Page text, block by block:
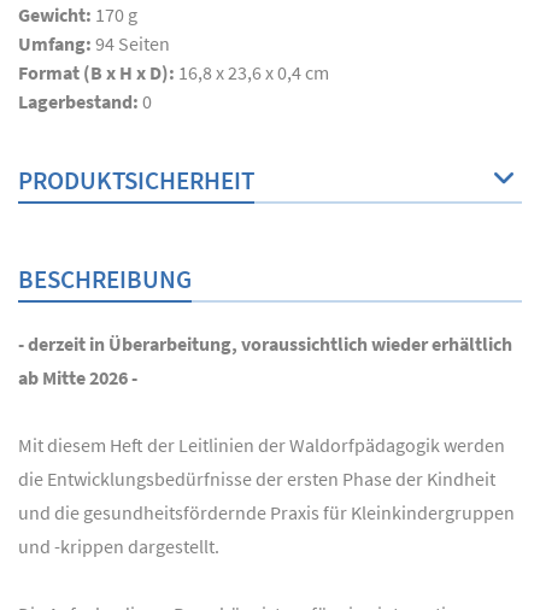
Gewicht: 170 g
Umfang: 94 Seiten
Format (B x H x D): 16,8 x 23,6 x 0,4 cm
Lagerbestand: 0
PRODUKTSICHERHEIT
BESCHREIBUNG
- derzeit in Überarbeitung, voraussichtlich wieder erhältlich
ab Mitte 2026 -
Mit diesem Heft der Leitlinien der Waldorfpädagogik werden
die Entwicklungsbedürfnisse der ersten Phase der Kindheit
und die gesundheitsfördernde Praxis für Kleinkindergruppen
und -krippen dargestellt.